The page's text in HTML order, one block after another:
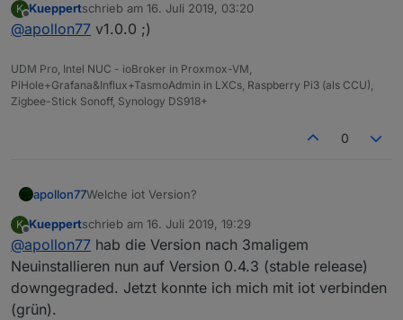
K
Offline
Kueppertschrieb am 16. Juli 2019, 03:20
zuletzt editiert von
@apollon77 v1.0.0 ;)
UDM Pro, Intel NUC - ioBroker in Proxmox-VM,
PiHole+Grafana&Influx+TasmoAdmin in LXCs, Raspberry Pi3 (als CCU),
Zigbee-Stick Sonoff, Synology DS918+
0
apollon77Welche iot Version?
K
Offline
Kueppertschrieb am 16. Juli 2019, 19:29
zuletzt editiert von
@apollon77 hab die Version nach 3maligem
Neuinstallieren nun auf Version 0.4.3 (stable release)
downgegraded. Jetzt konnte ich mich mit iot verbinden
(grün).